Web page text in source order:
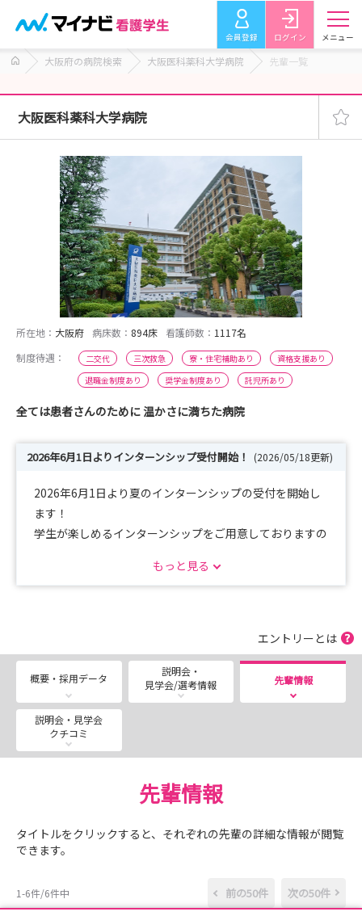
会員登録 ログイン メニュー
大阪府の病院検索 大阪医科薬科大学病院 先輩一覧
大阪医科薬科大学病院
所在地： 大阪府 病床数： 894床 看護師数： 1117名
制度待遇：
二交代 三次救急 寮・住宅補助あり
資格支援あり
退職金制度あり
奨学金制度あり 託児所あり
全ては患者さんのために 温かさに満ちた病院
2026年6月1日よりインターンシップ受付開始！ (2026/05/18更新)
2026年6月1日より夏のインターンシップの受付を開始し
ます！
学生が楽しめるインターンシップをご用意しておりますの
────────────────────
大阪医科薬科大学病院は高度な先端医療を行う特定機能病
院であると同時に、
北摂地域における地域医療の最後の砦でもあります。
1.ここでしか受けられない医療を提供
難病に対して当院でしか受けることができないレベルの高
にも数多く取り組んでいます。
2.手術を断らない地域医療最後の砦
2021年度、当院は年間12,471例の手術を行いました。1カ
らない」をモットーに、いつでも緊急手術を行える体制を
もっと見る
エントリーとは
概要・採用データ
説明会・
見学会/選考情報
先輩情報
説明会・見学会
クチコミ
先輩情報
タイトルをクリックすると、それぞれの先輩の詳細な情報が閲覧
できます。
1-6件/6件中 前の50件 次の50件